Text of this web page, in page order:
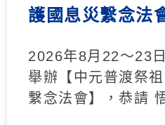
護國息災繫念法
2026年8月22～23
舉辦【中元普渡祭
繫念法會】，恭請